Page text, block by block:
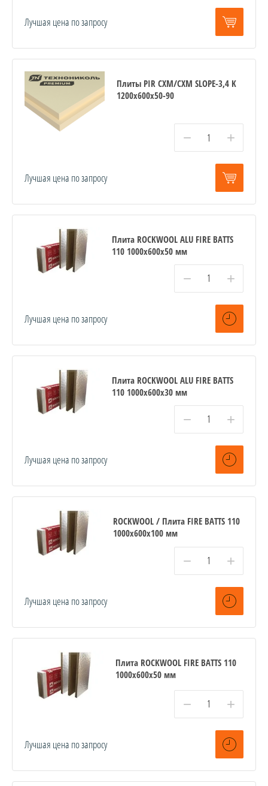
Лучшая цена по запросу
Плиты PIR СХМ/СХМ SLOPE-3,4 K
1200х600х50-90
− +
Лучшая цена по запросу
Плита ROCKWOOL ALU FIRE BATTS
110 1000x600x50 мм
− +
Лучшая цена по запросу
Плита ROCKWOOL ALU FIRE BATTS
110 1000x600x30 мм
− +
Лучшая цена по запросу
ROCKWOOL / Плита FIRE BATTS 110
1000x600x100 мм
− +
Лучшая цена по запросу
Плита ROCKWOOL FIRE BATTS 110
1000x600x50 мм
− +
Лучшая цена по запросу